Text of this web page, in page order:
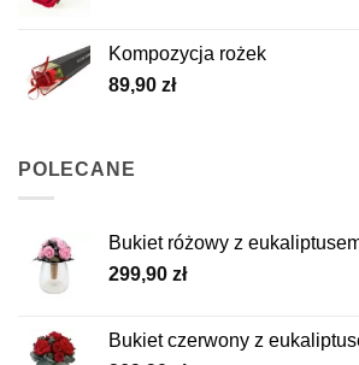
Kompozycja rożek
89,90 zł
POLECANE
Bukiet różowy z
299,90 zł
Bukiet czerwony z